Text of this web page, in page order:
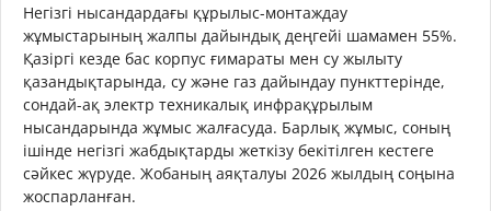
Негізгі нысандардағы құрылыс-монтаждау
жұмыстарының жалпы дайындық деңгейі шамамен 55%.
Қазіргі кезде бас корпус ғимараты мен су жылыту
қазандықтарында, су және газ дайындау пункттерінде,
сондай-ақ электр техникалық инфрақұрылым
нысандарында жұмыс жалғасуда. Барлық жұмыс, соның
ішінде негізгі жабдықтарды жеткізу бекітілген кестеге
сәйкес жүруде. Жобаның аяқталуы 2026 жылдың соңына
жоспарланған.